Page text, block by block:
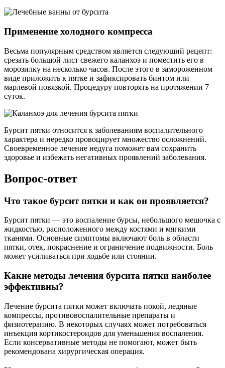
Применение холодного компресса
Весьма популярным средством является следующий рецепт:
срезать большой лист свежего каланхоэ и поместить его в
морозилку на несколько часов. После этого в замороженном
виде приложить к пятке и зафиксировать бинтом или
марлевой повязкой. Процедуру повторять на протяжении 7
суток.
Бурсит пятки относится к заболеваниям воспалительного
характера и нередко провоцирует множество осложнений.
Своевременное лечение недуга поможет вам сохранить
здоровье и избежать негативных проявлений заболевания.
Вопрос-ответ
Что такое бурсит пятки и как он проявляется?
Бурсит пятки — это воспаление бурсы, небольшого мешочка с
жидкостью, расположенного между костями и мягкими
тканями. Основные симптомы включают боль в области
пятки, отек, покраснение и ограничение подвижности. Боль
может усиливаться при ходьбе или стоянии.
Какие методы лечения бурсита пятки наиболее
эффективны?
Лечение бурсита пятки может включать покой, ледяные
компрессы, противовоспалительные препараты и
физиотерапию. В некоторых случаях может потребоваться
инъекция кортикостероидов для уменьшения воспаления.
Если консервативные методы не помогают, может быть
рекомендована хирургическая операция.